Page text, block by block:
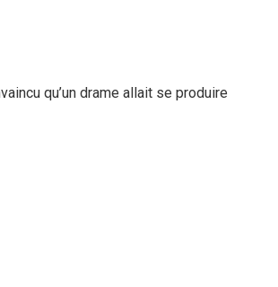
qu’un drame allait se produire